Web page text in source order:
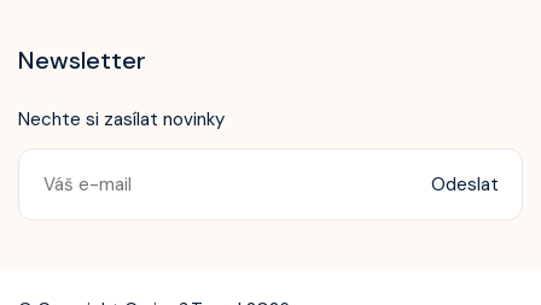
Zavolejte nám!
+420 603 172 604
Newsletter
Nechte si zasílat novinky
Odeslat